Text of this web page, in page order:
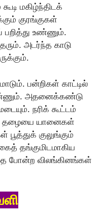
மகிழ்ந்திடக்
குரங்குகள்
உண்ணும்.
அடர்ந்த காடு
பன்றிகள் காட்டில்
அதனைக்கண்டு
நரிக் கூட்டம்
தழையை யானைகள்
பூத்துக் குலுங்கும்
தங்குமிடமாகிய
போன்ற விலங்கினங்கள்